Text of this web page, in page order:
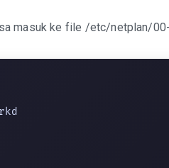
masuk ke file /etc/netplan/